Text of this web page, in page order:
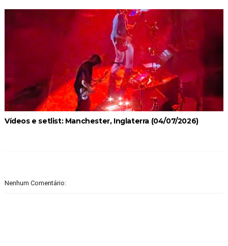
Vídeos e setlist: Manchester, Inglaterra (04/07/2026)
Nenhum Comentário: